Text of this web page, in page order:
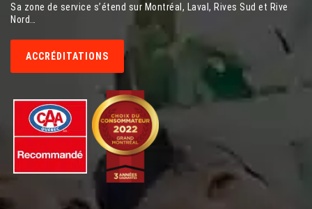
Sa zone de service s’étend sur Montréal, Laval, Rives Sud et Rive
Nord…
ACCRÉDITATIONS